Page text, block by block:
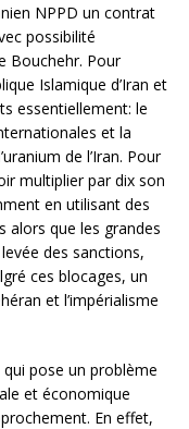
NPPD un contrat
possibilité
Bouchehr. Pour
Islamique d’Iran et
essentiellement: le
et la
de l’Iran. Pour
multiplier par dix son
en utilisant des
alors que les grandes
des sanctions,
ces blocages, un
et l’impérialisme
pose un problème
et économique
En effet,